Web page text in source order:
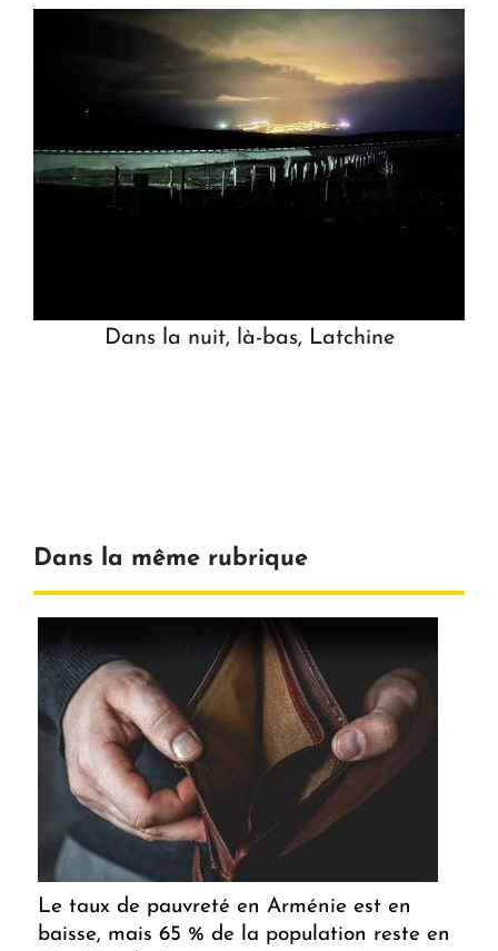
Dans la nuit, là-bas, Latchine
Dans la même rubrique
Le taux de pauvreté en Arménie est en
baisse, mais 65 % de la population reste en